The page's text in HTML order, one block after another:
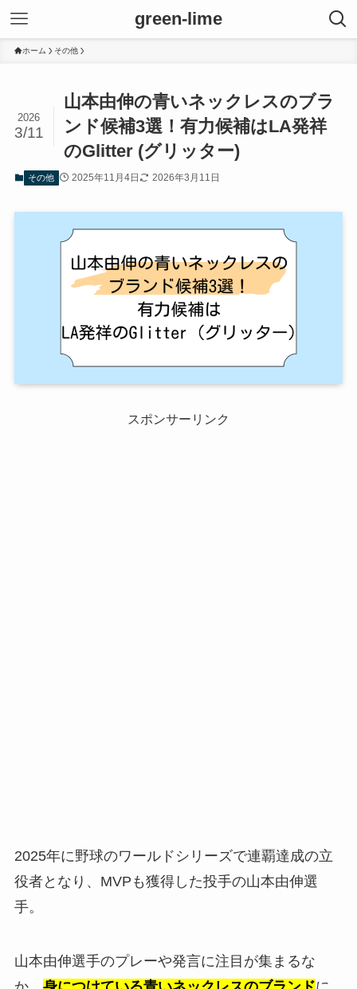
green-lime
ホーム その他
山本由伸の青いネックレスのブラ
ンド候補3選！有力候補はLA発祥
のGlitter (グリッター)
2026
3/11
その他 2025年11月4日 2026年3月11日
スポンサーリンク
2025年に野球のワールドシリーズで連覇達成の立
役者となり、MVPも獲得した投手の山本由伸選
手。
山本由伸選手のプレーや発言に注目が集まるな